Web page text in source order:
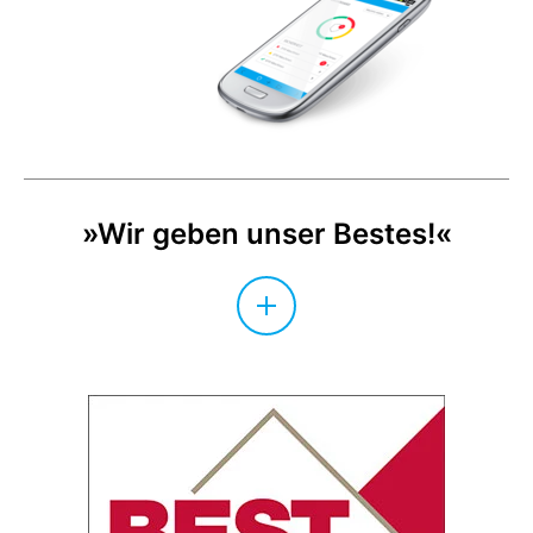
»Wir geben unser Bestes!«